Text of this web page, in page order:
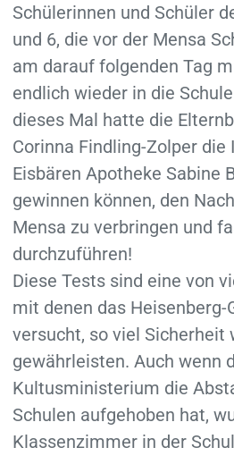
Schülerinnen und Schüler
und 6, die vor der Mensa
am darauf folgenden Tag
endlich wieder in die
dieses Mal hatte die
Corinna Findling-Zolper die
Eisbären Apotheke Sabine
gewinnen können, den
Mensa zu verbringen und
durchzuführen!
Diese Tests sind eine von
mit denen das Heisenberg-
versucht, so viel Sicherheit
gewährleisten. Auch wenn
Kultusministerium die
Schulen aufgehoben hat,
Klassenzimmer in der